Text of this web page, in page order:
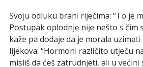
Svoju odluku brani riječima: “To je
Postupak oplodnje nije nešto s čim
kaže pa dodaje da je morala
lijekova. “Hormoni različito utječu
misliš da ćeš zatrudnjeti, ali u